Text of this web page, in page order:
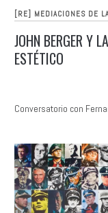
[RE] MEDIACIONES DE
JOHN BERGER Y
ESTÉTICO
Conversatorio con